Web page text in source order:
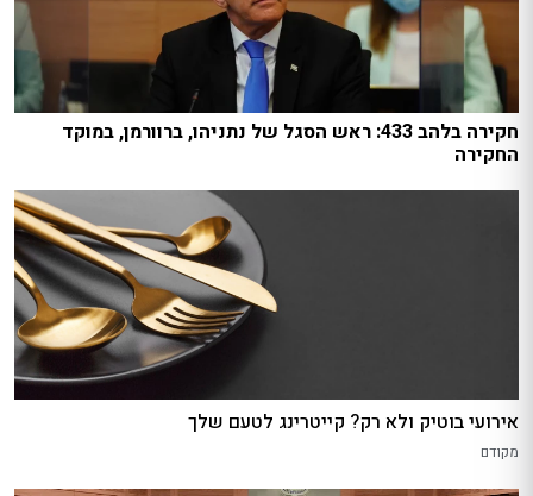
חקירה בלהב 433: ראש הסגל של נתניהו, ברוורמן, במוקד
החקירה
אירועי בוטיק ולא רק? קייטרינג לטעם שלך
מקודם